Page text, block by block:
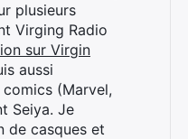
plusieurs
Virging Radio
sur Virgin
aussi
(Marvel,
Seiya. Je
de casques et